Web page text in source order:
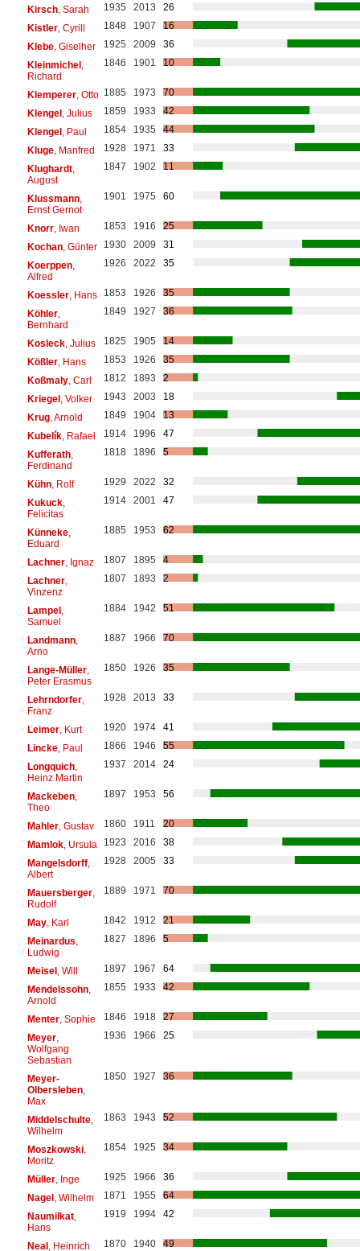
Kirsch, Sarah 1935 2013
26
Kistler, Cyrill 1848 1907
16
Klebe, Giselher 1925 2009
36
Kleinmichel,
Richard
1846 1901 10
Klemperer, Otto 1885 1973
70
Klengel, Julius 1859 1933
42
Klengel, Paul 1854 1935
44
Kluge, Manfred 1928 1971
33
Klughardt,
August
1847 1902 11
Klussmann,
Ernst Gernot
1901 1975 60
Knorr, Iwan 1853 1916
25
Kochan, Günter 1930 2009
31
Koerppen,
Alfred
1926 2022 35
Koessler, Hans 1853 1926
35
Köhler,
Bernhard
1849 1927 36
Kosleck, Julius 1825 1905
14
Kößler, Hans 1853 1926
35
Koßmaly, Carl 1812 1893
2
Kriegel, Volker 1943 2003
18
Krug, Arnold 1849 1904
13
Kubelík, Rafael 1914 1996
47
Kufferath,
Ferdinand
1818 1896 5
Kühn, Rolf 1929 2022
32
Kukuck,
Felicitas
1914 2001 47
Künneke,
Eduard
1885 1953 62
Lachner, Ignaz 1807 1895
4
Lachner,
Vinzenz
1807 1893 2
Lampel,
Samuel
1884 1942 51
Landmann,
Arno
1887 1966 70
Lange-Müller,
Peter Erasmus
1850 1926 35
Lehrndorfer,
Franz
1928 2013 33
Leimer, Kurt 1920 1974
41
Lincke, Paul 1866 1946
55
Longquich,
Heinz Martin
1937 2014 24
Mackeben,
Theo
1897 1953 56
Mahler, Gustav 1860 1911
20
Mamlok, Ursula 1923 2016
38
Mangelsdorff,
Albert
1928 2005 33
Mauersberger,
Rudolf
1889 1971 70
May, Karl 1842 1912
21
Meinardus
Ludwig
1827 1896 5
Meisel, Will 1897 1967
64
Mendelssohn,
Arnold
1855 1933 42
Menter, Sophie 1846 1918
27
Meyer,
Wolfgang
Sebastian
1936 1966 25
Meyer-
Olbersleben,
Max
1850 1927 36
Middelschulte,
Wilhelm
1863 1943 52
Moszkowski,
Moritz
1854 1925 34
Müller, Inge 1925 1966
36
Nagel, Wilhelm 1871 1955
64
Naumilkat,
Hans
1919 1994 42
Neal, Heinrich 1870 1940 49